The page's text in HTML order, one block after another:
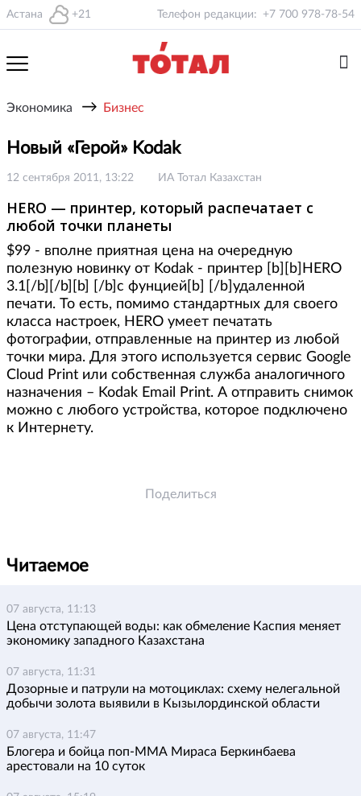
Астана +21 Телефон редакции: +7 700 978-78-54
Экономика → Бизнес
Новый «Герой» Kodak
12 сентября 2011, 13:22 ИА Тотал Казахстан
HERO — принтер, который распечатает с
любой точки планеты
$99 - вполне приятная цена на очередную
полезную новинку от Kodak - принтер [b][b]HERO
3.1[/b][/b][b] [/b]с фунцией[b] [/b]удаленной
печати. То есть, помимо стандартных для своего
класса настроек, HERO умеет печатать
фотографии, отправленные на принтер из любой
точки мира. Для этого используется сервис Google
Cloud Print или собственная служба аналогичного
назначения – Kodak Email Print. А отправить снимок
можно с любого устройства, которое подключено
к Интернету.
Поделиться
Читаемое
07 августа, 11:13
Цена отступающей воды: как обмеление Каспия меняет
экономику западного Казахстана
07 августа, 11:31
Дозорные и патрули на мотоциклах: схему нелегальной
добычи золота выявили в Кызылординской области
07 августа, 11:47
Блогера и бойца поп-ММА Мираса Беркинбаева
арестовали на 10 суток